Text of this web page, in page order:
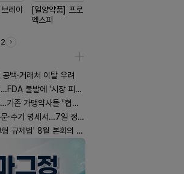
레이
[일양약품] 프로
엑스피
백·거래처 이탈 우려
불발에 '시장 피로감'
맹약사들 "협의체 만들자"
명세서…7일 정상화 되나
법' 8월 본회의 통과 기류